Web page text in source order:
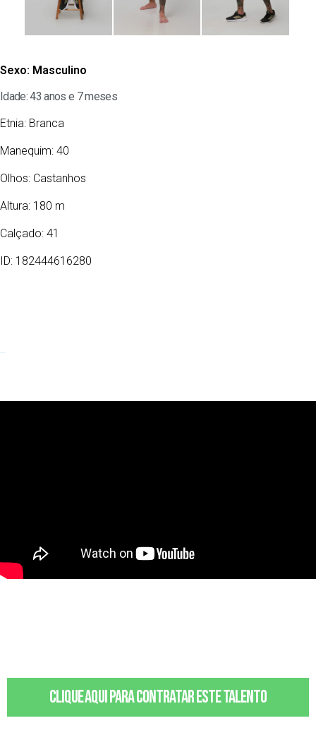
Sexo: Masculino
Idade: 43 anos e 7 meses
Etnia: Branca
Manequim: 40
Olhos: Castanhos
Altura: 180 m
Calçado: 41
ID: 182444616280
Clique aqui para contratar este talento